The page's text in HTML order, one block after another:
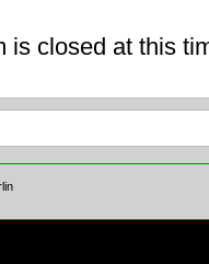
is closed at this